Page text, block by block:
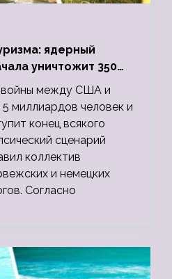
ядерный
уничтожит 350
5 миллиардов
войны между США и
миллиардов человек и
конец всякого
сценарий
коллектив
и немецких
Согласно